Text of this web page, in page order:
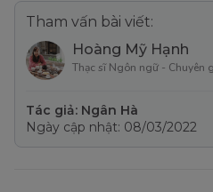
Tham vấn bài viết:
Hoàng Mỹ Hạnh
Thạc sĩ Ngôn ngữ - Chuyên
Tác giả: Ngân Hà
Ngày cập nhật: 08/03/2022